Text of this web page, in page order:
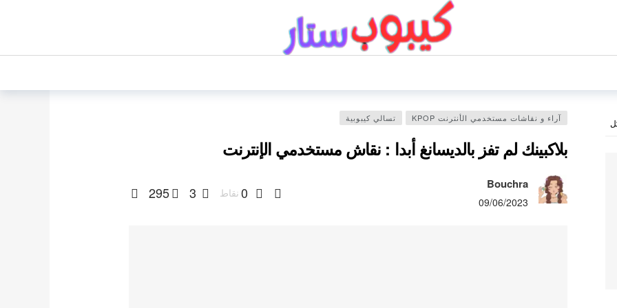
آراء و نقاشات مستخدمي الأنترنت KPOP تسالي كيبوبية
بلاكبينك لم تفز بالديسانغ أبدا : نقاش مستخدمي الإنترنت
Bouchra
09/06/2023
0 نقاط 3
295